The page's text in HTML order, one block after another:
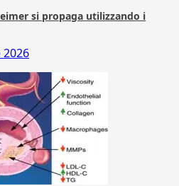
si propaga utilizzando i
2026